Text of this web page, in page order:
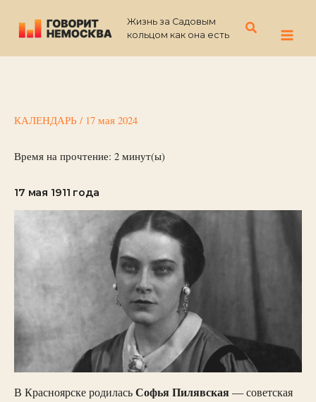
содержимому
Жизнь за Садовым
кольцом как она есть
Поиск
КАЛЕНДАРЬ / 17 мая 2024
Время на прочтение: 2 минут(ы)
17 мая 1911 года
В Красноярске родиласьСофья Пилявская— советская